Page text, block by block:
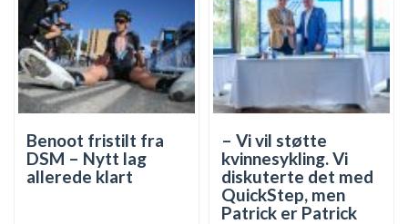
Benoot fristilt fra
DSM – Nytt lag
allerede klart
– Vi vil støtte
kvinnesykling. Vi
diskuterte det med
QuickStep, men
Patrick er Patrick